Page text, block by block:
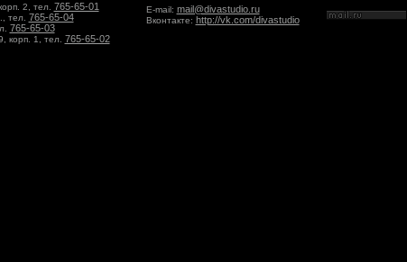
2, тел. 765-65-01
тел. 765-65-04
765-65-03
корп. 1, тел. 765-65-02
E-mail: mail@divastudio.ru
Вконтакте: http://vk.com/divastudio